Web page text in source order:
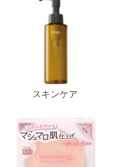
スキンケア